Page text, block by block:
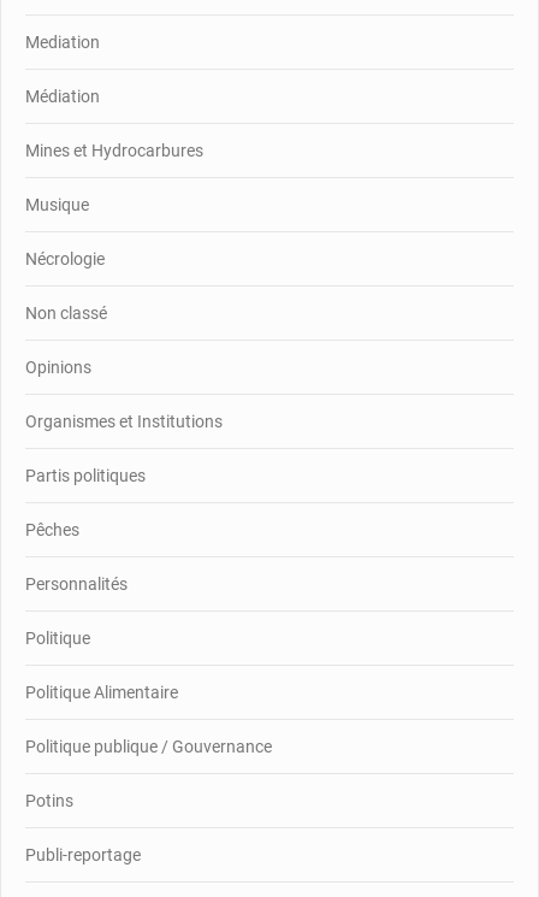
Mediation
Médiation
Mines et Hydrocarbures
Musique
Nécrologie
Non classé
Opinions
Organismes et Institutions
Partis politiques
Pêches
Personnalités
Politique
Politique Alimentaire
Politique publique / Gouvernance
Potins
Publi-reportage